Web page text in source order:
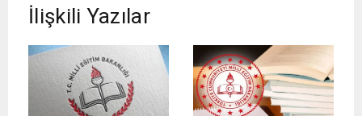
İlişkili Yazılar